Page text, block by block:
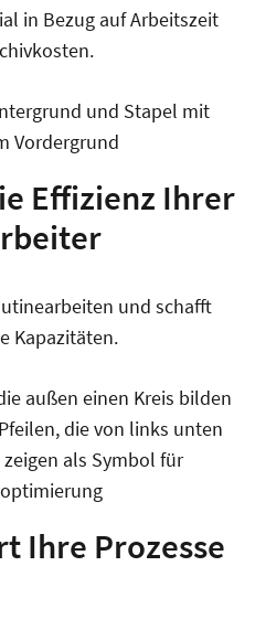
in Bezug auf Arbeitszeit
Effizienz Ihrer
und schafft
Kapazitäten.
Ihre Prozesse